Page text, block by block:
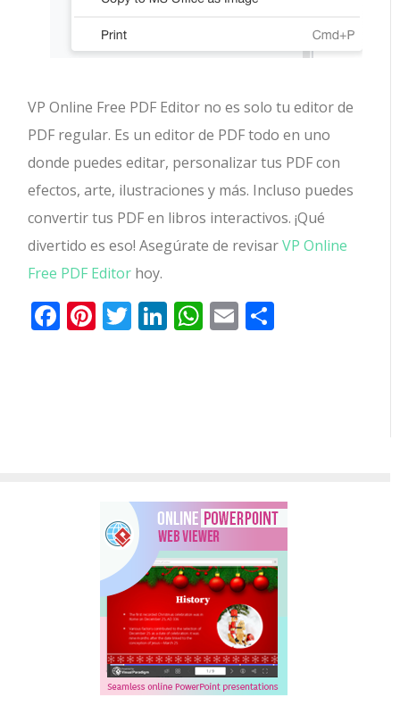
VP Online Free PDF Editor no es solo tu editor de
PDF regular. Es un editor de PDF todo en uno
donde puedes editar, personalizar tus PDF con
efectos, arte, ilustraciones y más. Incluso puedes
convertir tus PDF en libros interactivos. ¡Qué
divertido es eso! Asegúrate de revisarVP Online
Free PDF Editor hoy.
Facebook
Pinterest
Twitter
LinkedIn
WhatsApp
Email